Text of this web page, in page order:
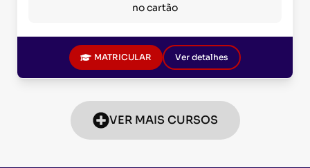
no cartão
MATRICULAR Ver detalhes
VER MAIS CURSOS